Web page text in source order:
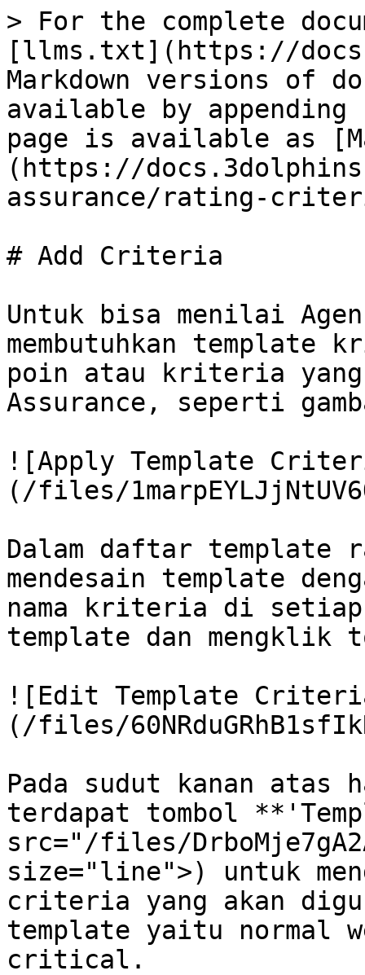
> For the complete
[llms.txt](https://
Markdown versions of
available by
page is available as
(https://
assurance/rating-
# Add Criteria
Untuk bisa menilai
membutuhkan template
poin atau kriteria
Assurance, seperti
![Apply Template
(/files/
Dalam daftar
mendesain template
nama kriteria di setiap
template dan
![Edit Template
(/files/
Pada sudut kanan
terdapat tombol
src="/files/
size="line">) untuk
criteria yang akan
template yaitu normal
critical.